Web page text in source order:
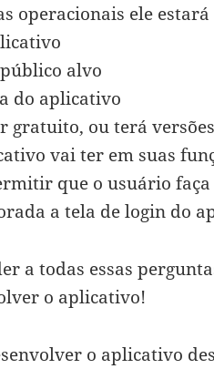
operacionais ele
alvo
do aplicativo
gratuito, ou terá
vai ter em suas
que o usuário
a tela de login do
a todas essas
o aplicativo!
o aplicativo